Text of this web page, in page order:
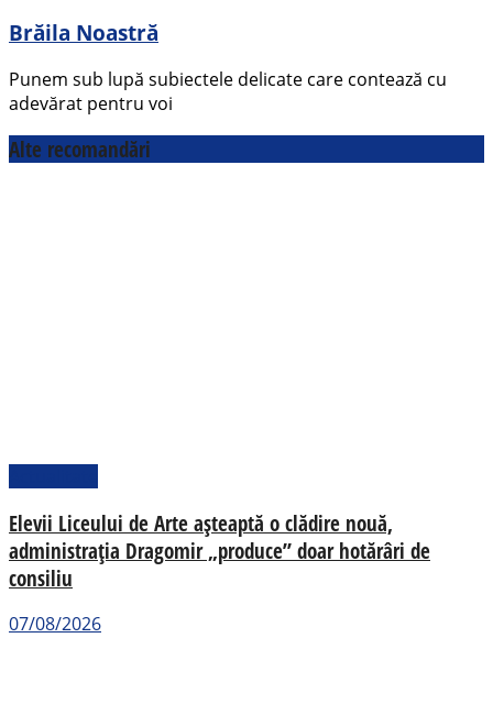
Brăila Noastră
Punem sub lupă subiectele delicate care contează cu
adevărat pentru voi
Alte recomandări
Elevii Liceului de Arte așteaptă o clădire nouă,
administrația Dragomir „produce” doar hotărâri de
consiliu
07/08/2026